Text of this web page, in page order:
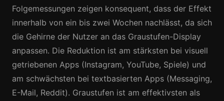
Folgemessungen zeigen konsequent, dass der Effekt
innerhalb von ein bis zwei Wochen nachlässt, da sich
die Gehirne der Nutzer an das Graustufen-Display
anpassen. Die Reduktion ist am stärksten bei visuell
getriebenen Apps (Instagram, YouTube, Spiele) und
am schwächsten bei textbasierten Apps (Messaging,
E-Mail, Reddit). Graustufen ist am effektivsten als